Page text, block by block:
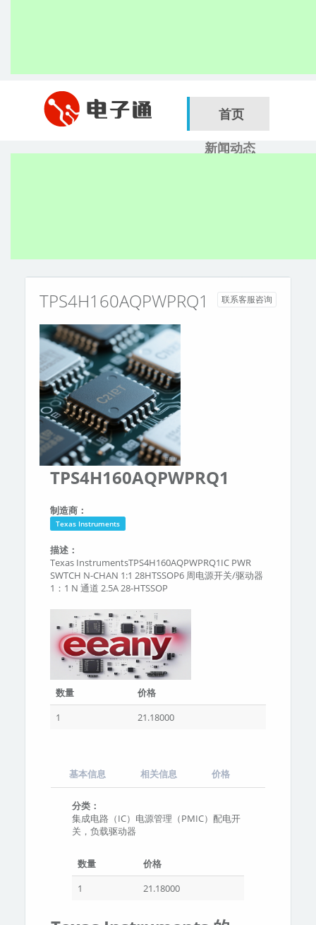
首页
新闻动态
服务商
联系客服咨询
TPS4H160AQPWPRQ1
TPS4H160AQPWPRQ1
制造商：
Texas Instruments
描述：
Texas InstrumentsTPS4H160AQPWPRQ1IC PWR
SWTCH N-CHAN 1:1 28HTSSOP6 周电源开关/驱动器
1：1 N 通道 2.5A 28-HTSSOP
数量
价格
1
21.18000
基本信息 相关信息 价格
分类：
集成电路（IC）电源管理（PMIC）配电开
关，负载驱动器
数量
价格
1
21.18000